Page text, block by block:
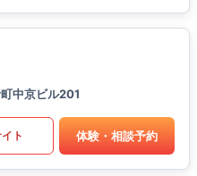
中京ビル201
ト 体験・相談予約